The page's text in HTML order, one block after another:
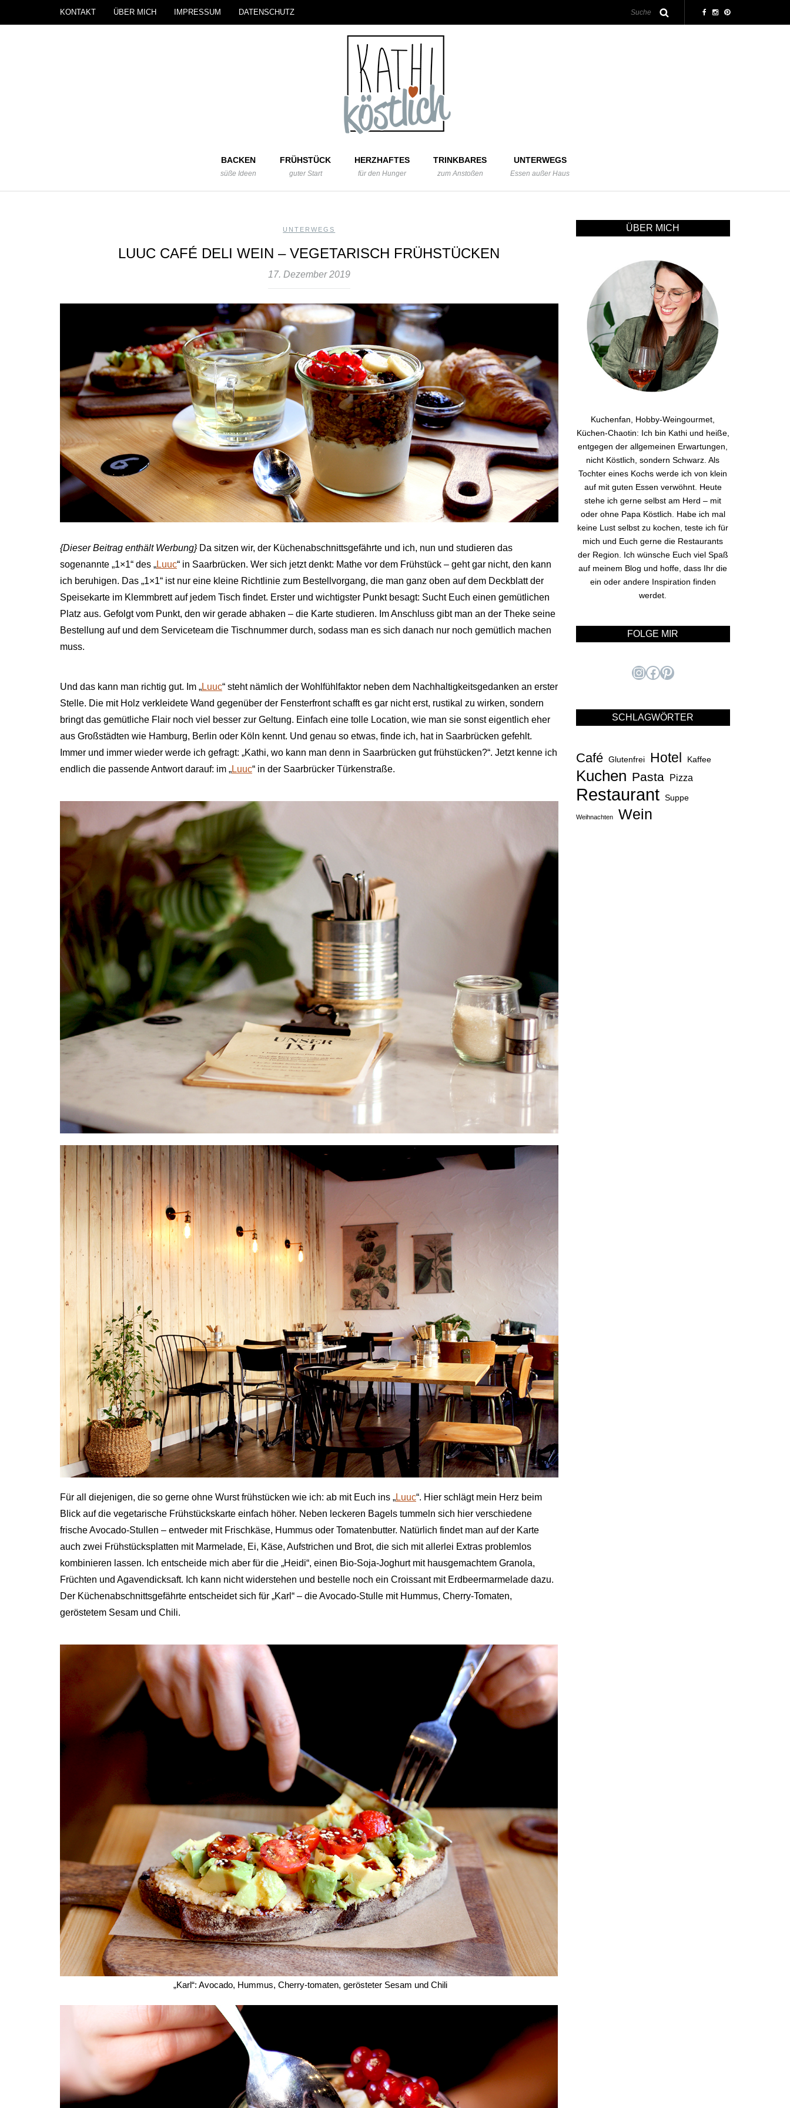
KONTAKT ÜBER MICH IMPRESSUM DATENSCHUTZ
BACKEN
süße Ideen
FRÜHSTÜCK
guter Start
HERZHAFTES
für den Hunger
TRINKBARES
zum Anstoßen
UNTERWEGS
Essen außer Haus
UNTERWEGS
LUUC CAFÉ DELI WEIN – VEGETARISCH FRÜHSTÜCKEN
17. Dezember 2019
{Dieser Beitrag enthält Werbung} Da sitzen wir, der Küchenabschnittsgefährte und ich, nun und studieren das
sogenannte „1×1“ des „Luuc“ in Saarbrücken. Wer sich jetzt denkt: Mathe vor dem Frühstück – geht gar nicht, den kann
ich beruhigen. Das „1×1“ ist nur eine kleine Richtlinie zum Bestellvorgang, die man ganz oben auf dem Deckblatt der
Speisekarte im Klemmbrett auf jedem Tisch findet. Erster und wichtigster Punkt besagt: Sucht Euch einen gemütlichen
Platz aus. Gefolgt vom Punkt, den wir gerade abhaken – die Karte studieren. Im Anschluss gibt man an der Theke seine
Bestellung auf und dem Serviceteam die Tischnummer durch, sodass man es sich danach nur noch gemütlich machen
muss.
Und das kann man richtig gut. Im „Luuc“ steht nämlich der Wohlfühlfaktor neben dem Nachhaltigkeitsgedanken an erster
Stelle. Die mit Holz verkleidete Wand gegenüber der Fensterfront schafft es gar nicht erst, rustikal zu wirken, sondern
bringt das gemütliche Flair noch viel besser zur Geltung. Einfach eine tolle Location, wie man sie sonst eigentlich eher
aus Großstädten wie Hamburg, Berlin oder Köln kennt. Und genau so etwas, finde ich, hat in Saarbrücken gefehlt.
Immer und immer wieder werde ich gefragt: „Kathi, wo kann man denn in Saarbrücken gut frühstücken?“. Jetzt kenne ich
endlich die passende Antwort darauf: im „Luuc“ in der Saarbrücker Türkenstraße.
Für all diejenigen, die so gerne ohne Wurst frühstücken wie ich: ab mit Euch ins „Luuc“. Hier schlägt mein Herz beim
Blick auf die vegetarische Frühstückskarte einfach höher. Neben leckeren Bagels tummeln sich hier verschiedene
frische Avocado-Stullen – entweder mit Frischkäse, Hummus oder Tomatenbutter. Natürlich findet man auf der Karte
auch zwei Frühstücksplatten mit Marmelade, Ei, Käse, Aufstrichen und Brot, die sich mit allerlei Extras problemlos
kombinieren lassen. Ich entscheide mich aber für die „Heidi“, einen Bio-Soja-Joghurt mit hausgemachtem Granola,
Früchten und Agavendicksaft. Ich kann nicht widerstehen und bestelle noch ein Croissant mit Erdbeermarmelade dazu.
Der Küchenabschnittsgefährte entscheidet sich für „Karl“ – die Avocado-Stulle mit Hummus, Cherry-Tomaten,
geröstetem Sesam und Chili.
„Karl“: Avocado, Hummus, Cherry-tomaten, gerösteter Sesam und Chili
ÜBER MICH
Kuchenfan, Hobby-Weingourmet,
Küchen-Chaotin: Ich bin Kathi und heiße,
entgegen der allgemeinen Erwartungen,
nicht Köstlich, sondern Schwarz. Als
Tochter eines Kochs werde ich von klein
auf mit guten Essen verwöhnt. Heute
stehe ich gerne selbst am Herd – mit
oder ohne Papa Köstlich. Habe ich mal
keine Lust selbst zu kochen, teste ich für
mich und Euch gerne die Restaurants
der Region. Ich wünsche Euch viel Spaß
auf meinem Blog und hoffe, dass Ihr die
ein oder andere Inspiration finden
werdet.
FOLGE MIR
Instagram
Facebook
Pinterest
SCHLAGWÖRTER
Café Glutenfrei Hotel Kaffee
Kuchen Pasta Pizza
Restaurant Suppe
Weihnachten Wein